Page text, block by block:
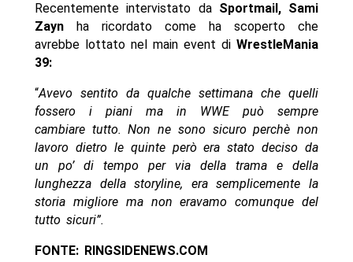
Recentemente intervistato daSportmail, Sami
Zaynha ricordato come ha scoperto che
avrebbe lottato nel main event diWrestleMania
39:
“Avevo sentito da qualche settimana che quelli
fossero i piani ma in WWE può sempre
cambiare tutto. Non ne sono sicuro perchè non
lavoro dietro le quinte però era stato deciso da
un po’ di tempo per via della trama e della
lunghezza della storyline, era semplicemente la
storia migliore ma non eravamo comunque del
tutto sicuri”.
FONTE: RINGSIDENEWS.COM